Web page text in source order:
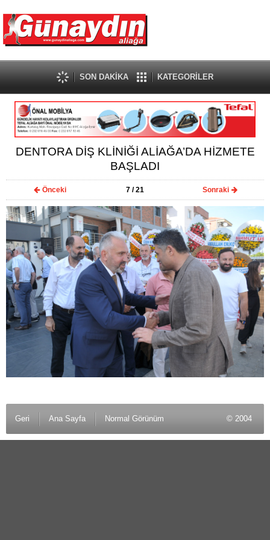
SON DAKİKA KATEGORİLER
DENTORA DİŞ KLİNİĞİ ALİAĞA’DA HİZMETE
BAŞLADI
Önceki 7/ 21 Sonraki
Geri Ana Sayfa Normal Görünüm © 2004